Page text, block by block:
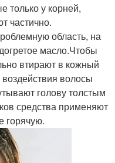
только у корней,
частично.
область, на
масло.Чтобы
втирают в кожный
волосы
голову толстым
средства применяют
горячую.